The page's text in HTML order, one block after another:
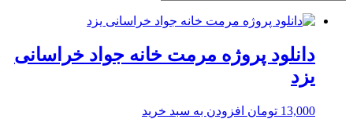
دانلود پروژه مرمت خانه جواد خراسانی
یزد
13,000 تومان افزودن به سبد خرید